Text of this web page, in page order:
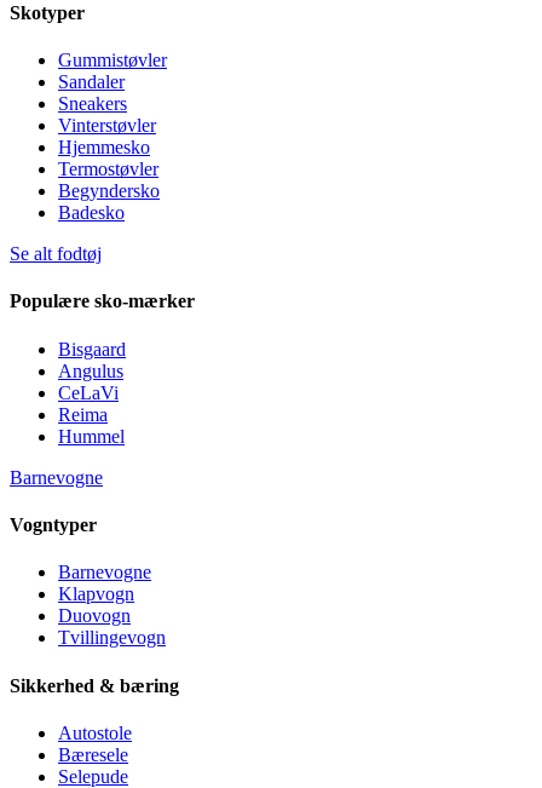
Skotyper
Gummistøvler
Sandaler
Sneakers
Vinterstøvler
Hjemmesko
Termostøvler
Begyndersko
Badesko
Se alt fodtøj
Populære sko-mærker
Bisgaard
Angulus
CeLaVi
Reima
Hummel
Barnevogne
Vogntyper
Barnevogne
Klapvogn
Duovogn
Tvillingevogn
Sikkerhed & bæring
Autostole
Bæresele
Selepude